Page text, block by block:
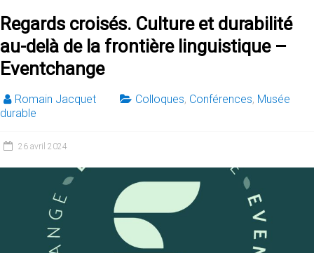
Regards croisés. Culture et durabilité
au-delà de la frontière linguistique –
Eventchange
Romain Jacquet Colloques, Conférences, Musée
durable
26 avril 2024